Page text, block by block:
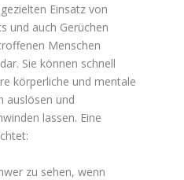
Einsatz von
und auch Gerüchen
Menschen
Sie können schnell
körperliche und mentale
auslösen und
lassen. Eine
zu sehen, wenn